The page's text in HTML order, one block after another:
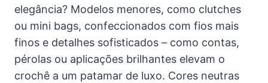
elegância? Modelos menores, como clutches
ou mini bags, confeccionados com fios mais
finos e detalhes sofisticados – como contas,
pérolas ou aplicações brilhantes elevam o
crochê a um patamar de luxo. Cores neutras